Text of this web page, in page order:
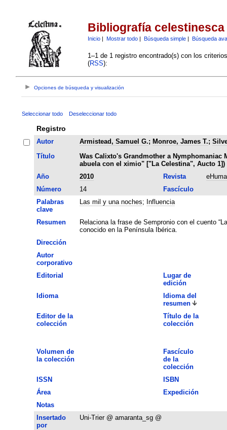
Bibliografía celestinesca
Inicio| Mostrar todo| Búsqueda simple| Búsqueda
1–1 de 1 registro encontrado(s) con los
(RSS):
Opciones de búsqueda y visualización
Seleccionar todo Deseleccionar todo
Registro
Autor Armistead, Samuel G.; Monroe, James T.;
Título
Was Calixto's Grandmother a
abuela con el ximio" ["La Celestina", Aucto 1])
Año
2010 Revista
Número
14
Fascículo
Palabras
clave
Las mil y una noches; Influencia
Resumen
Relaciona la frase de Sempronio con el cuento
conocido en la Península Ibérica.
Dirección
Autor
corporativo
Editorial
Lugar de
edición
Idioma
Idioma del
resumen
Editor de la
colección
Título de la
colección
Volumen de
la colección
Fascículo
de la
colección
ISSN
ISBN
Área
Expedición
Notas
Insertado
por
Uni-Trier @ amaranta_sg @